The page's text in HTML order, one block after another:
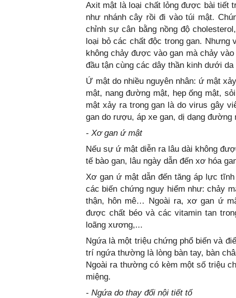
Axit mật là loại chất lỏng được bài tiết
như nhánh cây rồi đi vào túi mật.
chỉnh sự cân bằng nồng độ
loại bỏ các chất độc trong gan. Nhưng
không chảy được vào gan mà chảy
đầu tận cùng các dây thần kinh dưới da
Ứ mật do nhiều nguyên nhân: ứ mật
mật, nang đường mật, hẹp ống mật,
mật xảy ra trong gan là do virus gây
gan do rượu, áp xe gan, dị dạng
- Xơ gan ứ mật
Nếu sự ứ mật diễn ra lâu dài không
tế bào gan, lâu ngày dẫn đến xơ hóa
Xơ gan ứ mật dẫn đến tăng áp lực
các biến chứng nguy hiểm như: chảy
thận, hôn mê… Ngoài ra, xơ gan ứ
được chất béo và các vitamin tan
loãng xương,...
Ngứa là một triệu chứng phổ biến và
trí ngứa thường là lòng bàn tay, bàn
Ngoài ra thường có kèm một số triệu
miệng.
- Ngứa do thay đổi nội tiết tố